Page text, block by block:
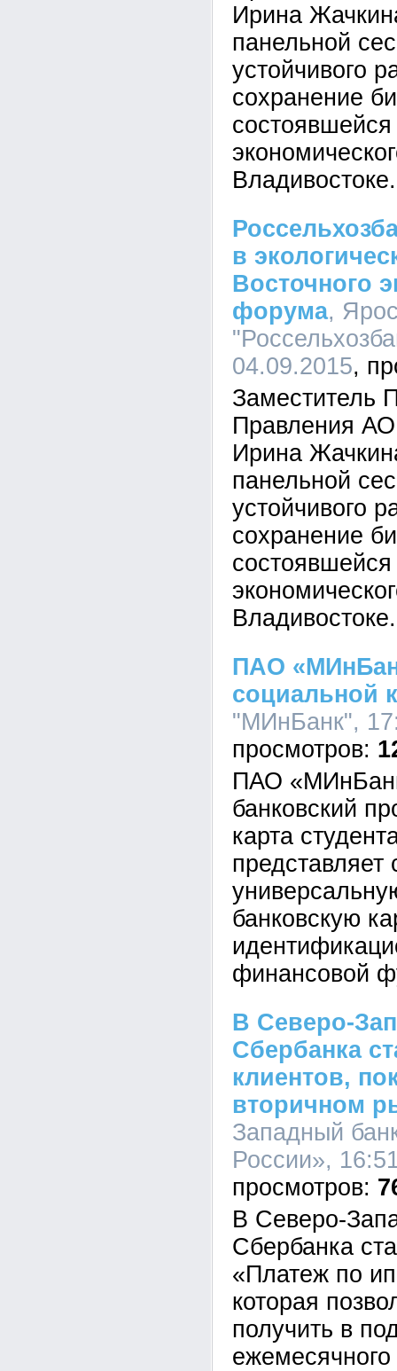
Ирина
панельной
устойчивого
сохранение
Владивостоке.
в
Восточного
форума,
04.09.2015
Заместитель
Правления АО
Ирина
панельной
устойчивого
сохранение
Владивостоке.
ПАО
социальной
"МИнБанк",
ПАО
банковский
карта
представляет
банковскую
финансовой
В Северо-
Сбербанка
клиентов,
вторичном
Западный
России»,
В Северо-
Сбербанка
«Платеж по
которая
получить в